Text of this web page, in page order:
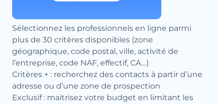
Sélectionnez les professionnels en ligne parmi
plus de 30 critères disponibles (zone
géographique, code postal, ville, activité de
l’entreprise, code NAF, effectif, CA…)
Critères + : recherchez des contacts à partir d’une
adresse ou d’une zone de prospection
Exclusif : maitrisez votre budget en limitant les